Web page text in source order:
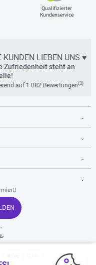
Qualifizierter
Kundenservice
KUNDEN LIEBEN UNS ♥
Zufriedenheit steht an
auf 1 082 Bewertungen(3)
.